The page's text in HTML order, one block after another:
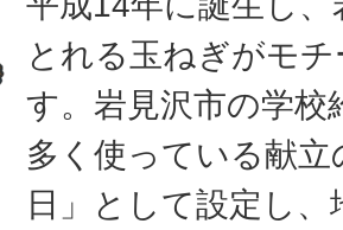
とれる玉ねぎがモ
す。岩見沢市の学校
多く使っている献
日」として設定し